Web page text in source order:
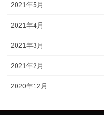
2021年5月
2021年4月
2021年3月
2021年2月
2020年12月